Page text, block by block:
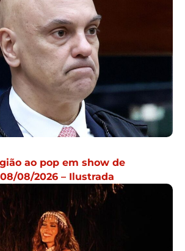
ao pop em show de
08/2026 – Ilustrada